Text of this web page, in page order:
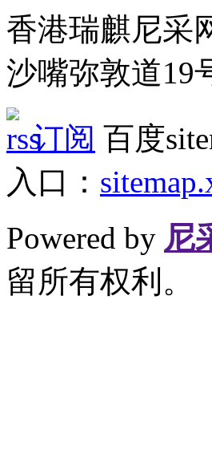
香港瑞麒尼采
沙嘴弥敦道19
订阅 百度
入口：
Powered by 尼
留所有权利。